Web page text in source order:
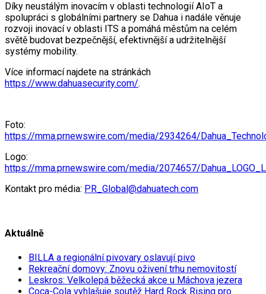
Díky neustálým inovacím v oblasti technologií AIoT a
spolupráci s globálními partnery se Dahua i nadále věnuje
rozvoji inovací v oblasti ITS a pomáhá městům na celém
světě budovat bezpečnější, efektivnější a udržitelnější
systémy mobility.
Více informací najdete na stránkách
https://www.dahuasecurity.com/.
Foto:
https://mma.prnewswire.com/media/2934264/
Logo:
https://mma.prnewswire.com/media/2074657/
Kontakt pro média: PR_Global@dahuatech.com
Aktuálně
BILLA a regionální pivovary oslavují pivo
Rekreační domovy: Znovu oživení trhu nemovitostí
Leskros: Velkolepá běžecká akce u Máchova jezera
Coca-Cola vyhlašuje soutěž Hard Rock Rising pro